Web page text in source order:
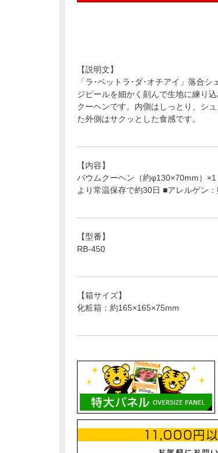
【説明文】
「ラ･ベットラ･ダ･オチアイ」落合シ
ジピールを細かく刻んで生地に練り
クーヘンです。内側はしっとり、シ
た外側はサクッとした食感です。
【内容】
バウムクーヘン（約φ130×70mm）×1
より常温保存で約30日 ■アレルゲン
【型番】
RB-450
【箱サイズ】
化粧箱：約165×165×75mm